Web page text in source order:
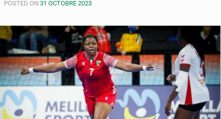
:
candidats
s’opposent
POSTED ON 31 OCTOBRE 2023